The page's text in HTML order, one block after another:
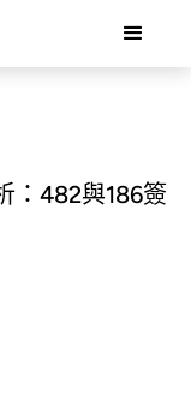
：482與186簽